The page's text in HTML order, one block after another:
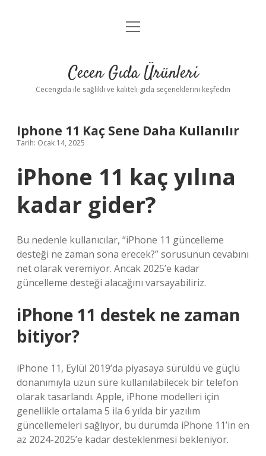
Anasayfa
Yasal Uyarı
menüyü
Cecen Gıda Ürünleri
Cecengida ile sağlıklı ve kaliteli gıda seçeneklerini keşfedin
Iphone 11 Kaç Sene Daha Kullanılır
Tarih: Ocak 14, 2025
iPhone 11 kaç yılına
kadar gider?
Bu nedenle kullanıcılar, “iPhone 11 güncelleme
desteği ne zaman sona erecek?” sorusunun cevabını
net olarak veremiyor. Ancak 2025’e kadar
güncelleme desteği alacağını varsayabiliriz.
iPhone 11 destek ne zaman
bitiyor?
iPhone 11, Eylül 2019’da piyasaya sürüldü ve güçlü
donanımıyla uzun süre kullanılabilecek bir telefon
olarak tasarlandı. Apple, iPhone modelleri için
genellikle ortalama 5 ila 6 yılda bir yazılım
güncellemeleri sağlıyor, bu durumda iPhone 11’in en
az 2024-2025’e kadar desteklenmesi bekleniyor.